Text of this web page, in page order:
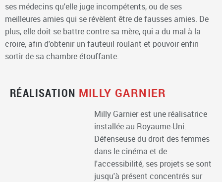
ses médecins qu'elle juge incompétents, ou de ses
meilleures amies qui se révèlent être de fausses amies. De
plus, elle doit se battre contre sa mère, qui a du mal à la
croire, afin d'obtenir un fauteuil roulant et pouvoir enfin
sortir de sa chambre étouffante.
RÉALISATION MILLY GARNIER
Milly Garnier est une réalisatrice
installée au Royaume-Uni.
Défenseuse du droit des femmes
dans le cinéma et de
l'accessibilité, ses projets se sont
jusqu'à présent concentrés sur